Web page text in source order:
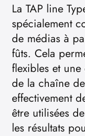
La TAP line
spécialement
de médias à
fûts. Cela
flexibles et
de la chaîne
effectivement
être utilisées
les résultats